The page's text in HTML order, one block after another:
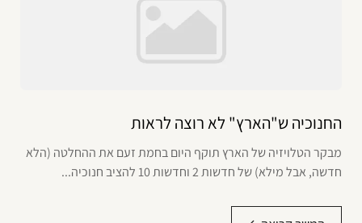
החנוכיה ש"הארץ" לא רוצה לראות
מבקר הטלויזיה של הארץ תוקף היום בחמת זעם את ההחלטה (הלא
חדשה, אבל מילא) של חדשות 2 וחדשות 10 להציב חנוכיה...